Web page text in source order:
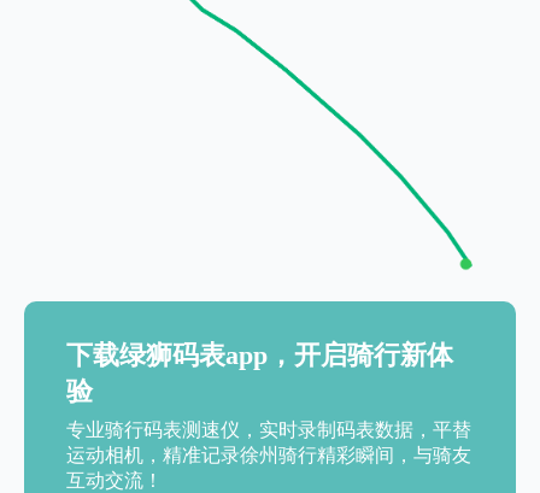
下载绿狮码表app，开启骑行新体
验
专业骑行码表测速仪，实时录制码表数据，平替
运动相机，精准记录徐州骑行精彩瞬间，与骑友
互动交流！